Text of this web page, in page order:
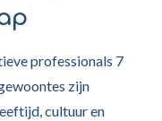
professionals 7
zijn
cultuur en